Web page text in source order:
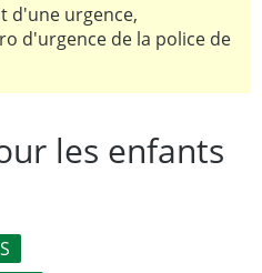
d'une urgence,
d'urgence de la police de
les enfants